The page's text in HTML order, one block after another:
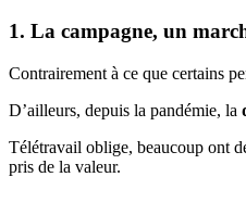
1. La campagne, un
Contrairement à ce que certains
D’ailleurs, depuis la pandémie, la
Télétravail oblige, beaucoup ont
pris de la valeur.